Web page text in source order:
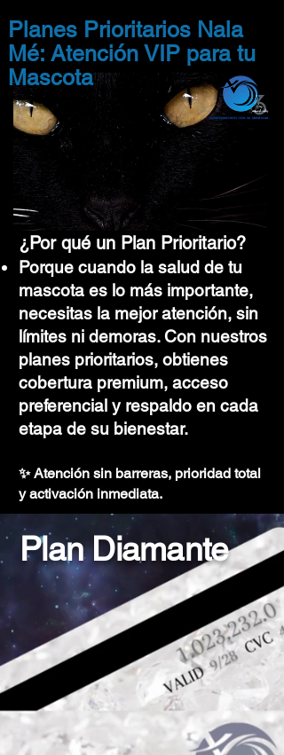
Planes Prioritarios Nala
Mé: Atención VIP para tu
Mascota
¿Por qué un Plan Prioritario?
Porque cuando la salud de tu
mascota es lo más importante,
necesitas la mejor atención, sin
límites ni demoras. Con nuestros
planes prioritarios, obtienes
cobertura premium, acceso
preferencial y respaldo en cada
etapa de su bienestar.
✨ Atención sin barreras, prioridad total
y activación inmediata.
Plan Diamante